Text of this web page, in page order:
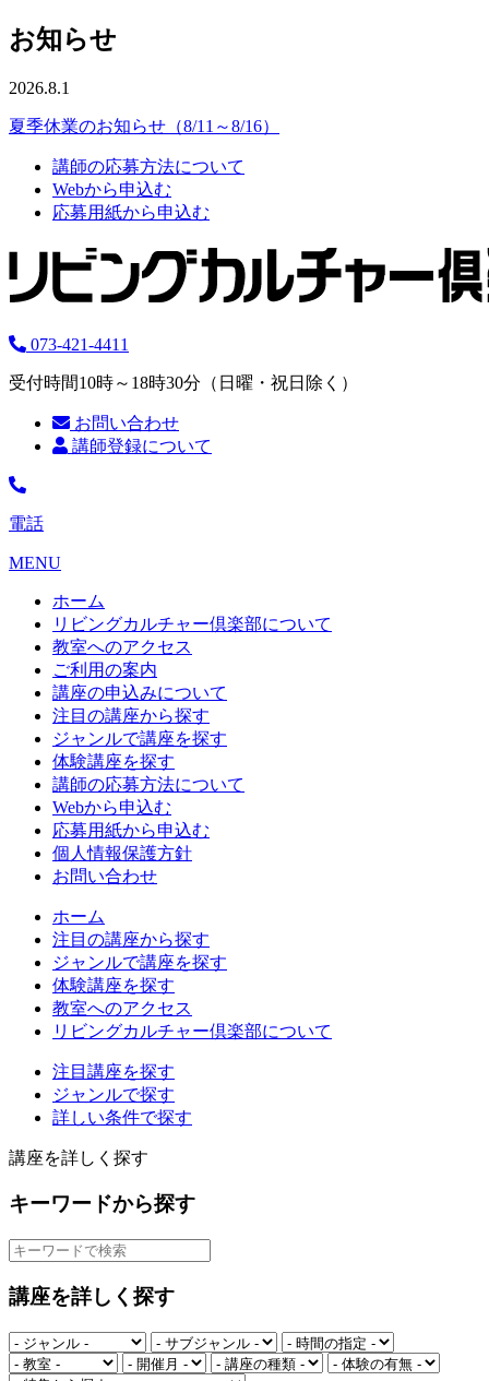
お知らせ
2026.8.1
夏季休業のお知らせ（8/11～8/16）
講師の応募方法について
Webから申込む
応募用紙から申込む
073-421-4411
受付時間10時～18時30分（日曜・祝日除く）
お問い合わせ
講師登録について
電話
MENU
ホーム
リビングカルチャー倶楽部について
教室へのアクセス
ご利用の案内
講座の申込みについて
注目の講座から探す
ジャンルで講座を探す
体験講座を探す
講師の応募方法について
Webから申込む
応募用紙から申込む
個人情報保護方針
お問い合わせ
ホーム
注目の講座から探す
ジャンルで講座を探す
体験講座を探す
教室へのアクセス
リビングカルチャー倶楽部について
注目講座を探す
ジャンルで探す
詳しい条件で探す
講座を詳しく探す
キーワードから探す
講座を詳しく探す